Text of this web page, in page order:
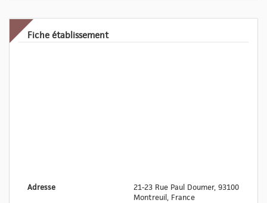
Fiche établissement
Adresse
21-23 Rue Paul Doumer, 93100
Montreuil, France